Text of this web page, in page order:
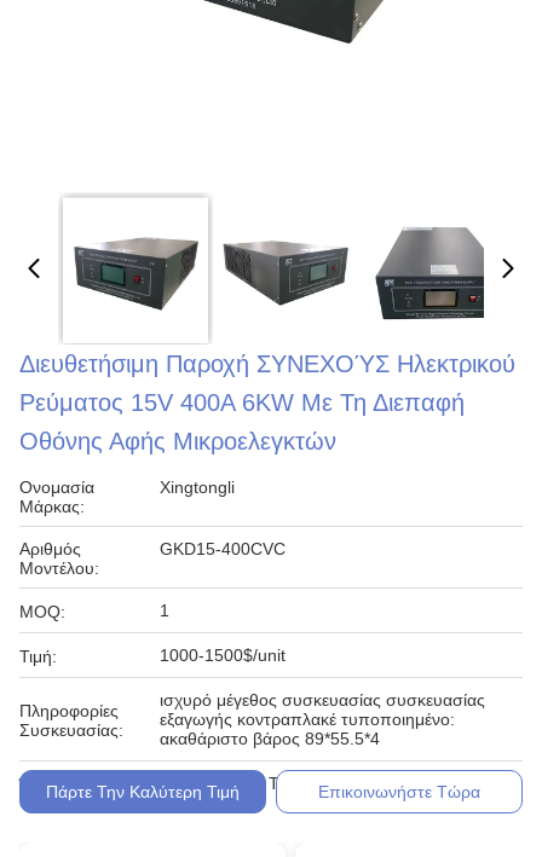
Διευθετήσιμη Παροχή ΣΥΝΕΧΟΎΣ Ηλεκτρικού
Ρεύματος 15V 400A 6KW Με Τη Διεπαφή
Οθόνης Αφής Μικροελεγκτών
Ονομασία
Μάρκας:
Xingtongli
Αριθμός
Μοντέλου:
GKD15-400CVC
MOQ: 1
Τιμή: 1000-1500$/unit
Πληροφορίες
Συσκευασίας:
ισχυρό μέγεθος συσκευασίας συσκευασίας
εξαγωγής κοντραπλακέ τυποποιημένο:
ακαθάριστο βάρος 89*55.5*4
Όροι Πληρωμής: L/C, D/A, D/P, T/T, Western Union,
Πάρτε Την Καλύτερη Τιμή Επικοινωνήστε Τώρα